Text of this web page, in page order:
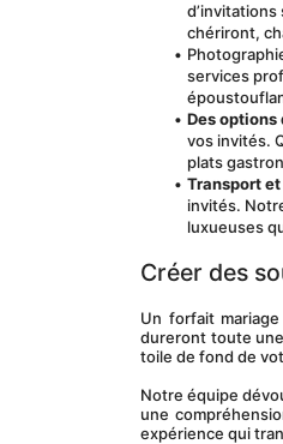
chériront,
services
Des
vos invités.
plats
Transport
invités.
luxueuses
Créer des
Un forfait
dureront toute
toile de fond de
Notre équipe
une
expérience qui